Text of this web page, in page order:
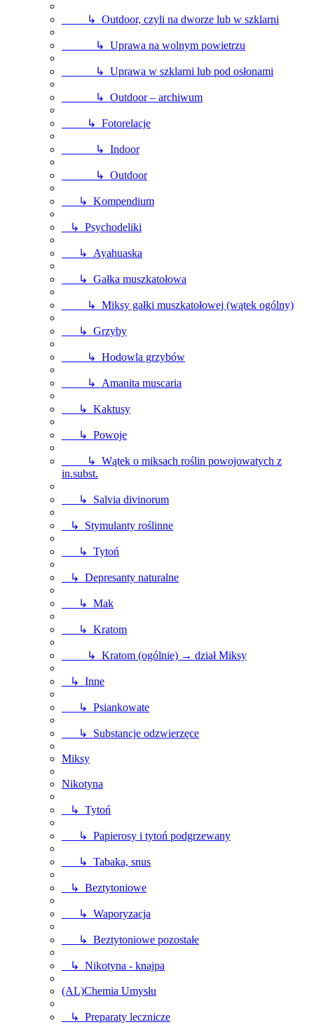
↳ Outdoor, czyli na dworze lub w szklarni
↳ Uprawa na wolnym powietrzu
↳ Uprawa w szklarni lub pod osłonami
↳ Outdoor – archiwum
↳ Fotorelacje
↳ Indoor
↳ Outdoor
↳ Kompendium
↳ Psychodeliki
↳ Ayahuaska
↳ Gałka muszkatołowa
↳ Miksy gałki muszkatołowej (wątek ogólny)
↳ Grzyby
↳ Hodowla grzybów
↳ Amanita muscaria
↳ Kaktusy
↳ Powoje
↳ Wątek o miksach roślin powojowatych z
in.subst.
↳ Salvia divinorum
↳ Stymulanty roślinne
↳ Tytoń
↳ Depresanty naturalne
↳ Mak
↳ Kratom
↳ Kratom (ogólnie) → dział Miksy
↳ Inne
↳ Psiankowate
↳ Substancje odzwierzęce
Miksy
Nikotyna
↳ Tytoń
↳ Papierosy i tytoń podgrzewany
↳ Tabaka, snus
↳ Beztytoniowe
↳ Waporyzacja
↳ Beztytoniowe pozostałe
↳ Nikotyna - knajpa
(AL)Chemia Umysłu
↳ Preparaty lecznicze